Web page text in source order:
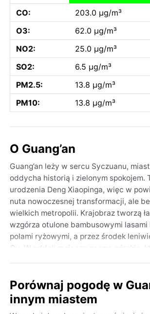
CO:
203.0 µg/m³
O3:
62.0 µg/m³
NO2:
25.0 µg/m³
SO2:
6.5 µg/m³
PM2.5:
13.8 µg/m³
PM10:
13.8 µg/m³
O Guang’an
Guang’an leży w sercu Syczuanu,
oddycha historią i zielonym spokojem.
urodzenia Deng Xiaopinga, więc w
nuta nowoczesnej transformacji, ale
wielkich metropolii. Krajobraz tworzą
wzgórza otulone bambusowymi
polami ryżowymi, a przez środek
Qu. W oddali majaczą pasma górskie,
– stare, wąskie uliczki kontra nowe
wszędzie wszechobecna zieleń i
powietrze.
Porównaj pogodę w
innym miastem